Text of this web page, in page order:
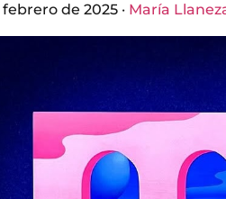
febrero de 2025 · María